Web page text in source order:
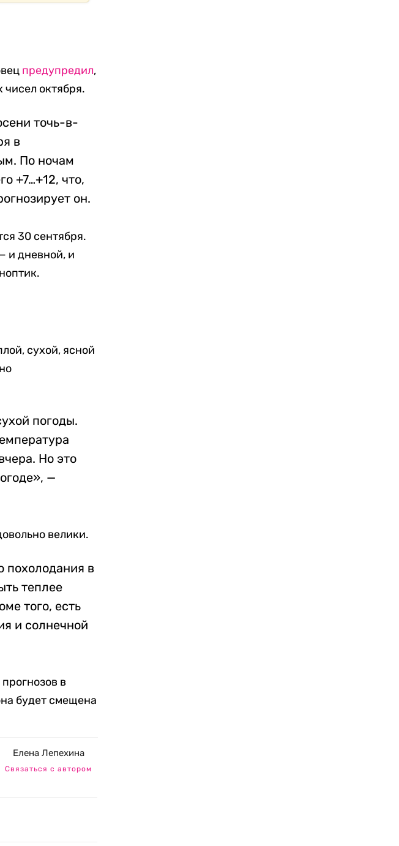
предупредил,
октября.
точь-в-
в
По ночам
+7…+12, что,
он.
30 сентября.
и дневной, и
сухой, ясной
погоды.
Но это
—
велики.
похолодания в
теплее
того, есть
и солнечной
в
будет смещена
Елена Лепехина
Связаться с автором